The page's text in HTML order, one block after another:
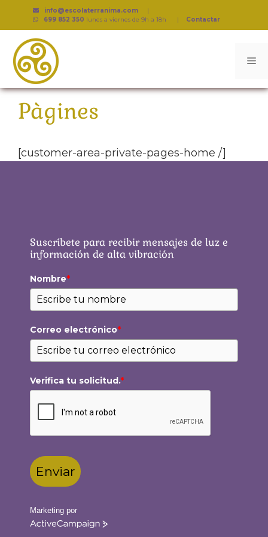
info@escolaterranima.com |
699 852 350 lunes a viernes de 9h a 18h | Contactar
Pàgines
[customer-area-private-pages-home /]
Suscríbete para recibir mensajes de luz e
información de alta vibración
Nombre*
Correo electrónico*
Verifica tu solicitud.*
Enviar
Marketing por
ActiveCampaign